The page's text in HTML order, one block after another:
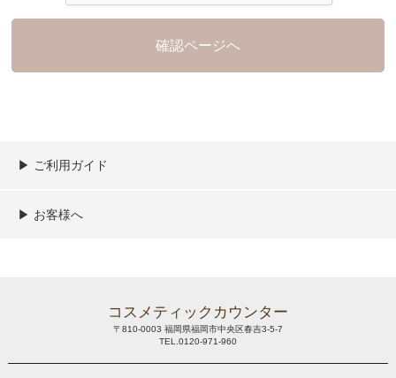
▶︎ ご利用ガイド
ご利用ガイド
決済／配送／送料について
取り扱い商品一覧
顧客情報の取扱について
特定商取引法の表記
▶︎ お客様へ
コスメティックカウンター
〒810-0003 福岡県福岡市中央区春吉3-5-7
TEL.0120-971-960